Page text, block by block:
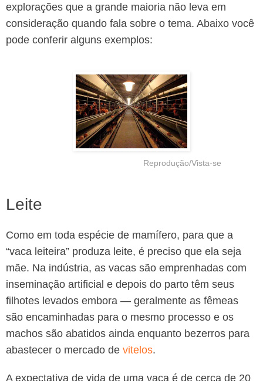
explorações que a grande maioria não leva em
consideração quando fala sobre o tema. Abaixo você
pode conferir alguns exemplos:
Reprodução/Vista-se
Leite
Como em toda espécie de mamífero, para que a
“vaca leiteira” produza leite, é preciso que ela seja
mãe. Na indústria, as vacas são emprenhadas com
inseminação artificial e depois do parto têm seus
filhotes levados embora — geralmente as fêmeas
são encaminhadas para o mesmo processo e os
machos são abatidos ainda enquanto bezerros para
abastecer o mercado de vitelos.
A expectativa de vida de uma vaca é de cerca de 20